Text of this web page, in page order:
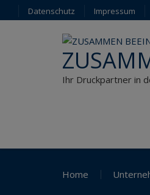
to
Datenschutz Impressum
Ihr Druckpartner in
Home